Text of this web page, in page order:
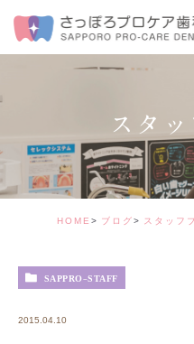
スタ
HOME ブログ スタッフ
SAPPRO-STAFF
2015.04.10